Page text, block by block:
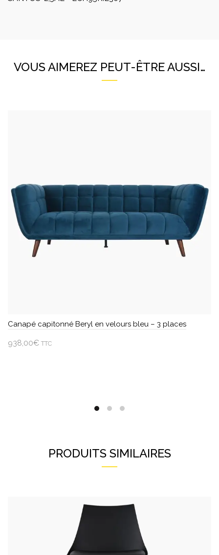
VOUS AIMEREZ PEUT-ÊTRE AUSSI…
Canapé capitonné Beryl en velours bleu – 3 places
938,00€ TTC
PRODUITS SIMILAIRES